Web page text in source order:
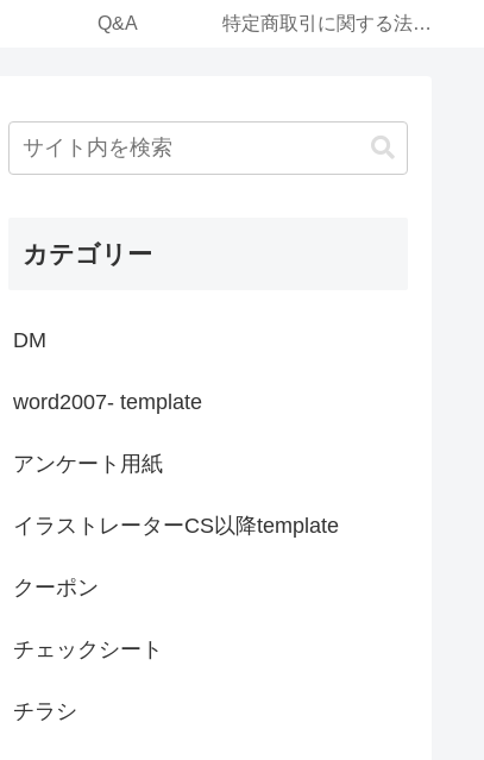
Q&A 特定商取引に関する法律に基づく表記（運営事業体）
カテゴリー
DM
word2007- template
アンケート用紙
イラストレーターCS以降template
クーポン
チェックシート
チラシ